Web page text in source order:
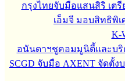
กรุงไทยจับมือแสนสิริ เต
เอ็มจี มอบสิทธิพิ
K-
อนันดาฯชูคอมมูนิตี้และบริก
SCGD จับมือ AXENT จัดตั้